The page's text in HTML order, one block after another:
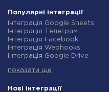
Популярні інтеграції
Інтеграція Google Sheets
Інтеграція Телеграм
Інтеграція Facebook
Інтеграція Webhooks
Інтеграція Google Drive
Інтеграція Gmail
Інтеграція Rozetka
показати ще
Нові інтеграції